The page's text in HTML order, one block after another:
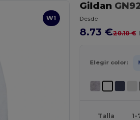
W1
Gildan
Desde
8.73 €20.10 €
Elegir color:
Talla 1-